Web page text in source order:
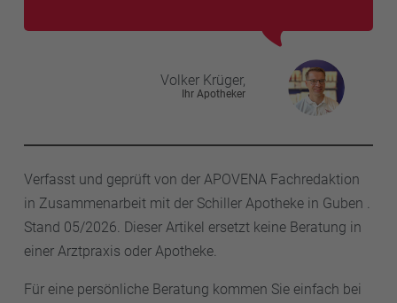
Volker Krüger,
Ihr Apotheker
Verfasst und geprüft von der APOVENA Fachredaktion
in Zusammenarbeit mit der Schiller Apotheke in Guben .
Stand 05/2026. Dieser Artikel ersetzt keine Beratung in
einer Arztpraxis oder Apotheke.
Für eine persönliche Beratung kommen Sie einfach bei